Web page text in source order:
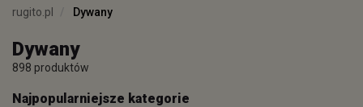
rugito.pl Dywany
Dywany
898 produktów
Najpopularniejsze kategorie